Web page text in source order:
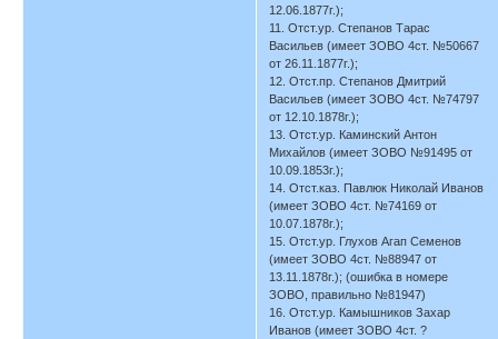
12.06.1877г.);
11. Отст.ур. Степанов Тарас
Васильев (имеет ЗОВО 4ст. №50667
от 26.11.1877г.);
12. Отст.пр. Степанов Дмитрий
Васильев (имеет ЗОВО 4ст. №74797
от 12.10.1878г.);
13. Отст.ур. Каминский Антон
Михайлов (имеет ЗОВО №91495 от
10.09.1853г.);
14. Отст.каз. Павлюк Николай Иванов
(имеет ЗОВО 4ст. №74169 от
10.07.1878г.);
15. Отст.ур. Глухов Агап Семенов
(имеет ЗОВО 4ст. №88947 от
13.11.1878г.); (ошибка в номере
ЗОВО, правильно №81947)
16. Отст.ур. Камышников Захар
Иванов (имеет ЗОВО 4ст. ?